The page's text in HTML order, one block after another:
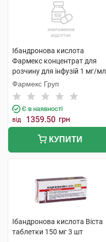
Ібандронова кислота
Фармекс концентрат для
розчину для інфузій 1 мг/мл
6 мл 1 флакон
Фармекс Груп
Є в наявності
від 1359.50 грн
КУПИТИ
Ібандронова кислота Віста
таблетки 150 мг 3 шт